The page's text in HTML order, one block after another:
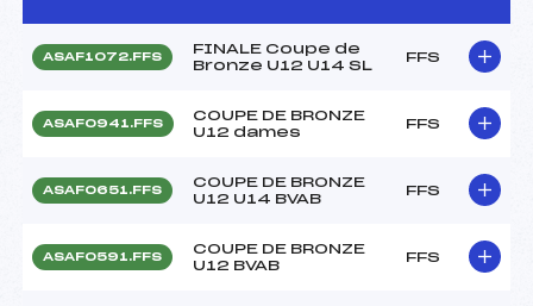
ASAF1072.FFS
FINALE Coupe de
Bronze U12 U14 SL
FFS
ASAF0941.FFS
COUPE DE BRONZE
U12 dames
FFS
ASAF0651.FFS
COUPE DE BRONZE
U12 U14 BVAB
FFS
ASAF0591.FFS
COUPE DE BRONZE
U12 BVAB
FFS